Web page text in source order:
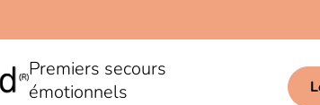
Premiers secours
émotionnels